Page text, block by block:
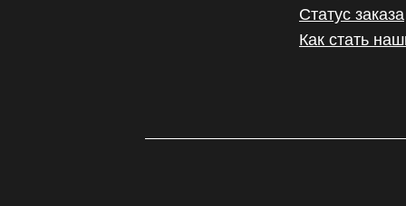
Статус заказа
Как стать